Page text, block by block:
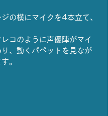
の横にマイクを4本立て、
コのように声優陣がマイ
り、動くパペットを見なが
。